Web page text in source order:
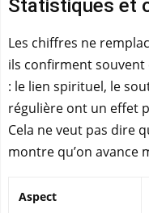
Statistiques et
Les chiffres ne
ils confirment souvent
: le lien spirituel, le
régulière ont un effet
Cela ne veut pas dire
montre qu’on avance
Aspect